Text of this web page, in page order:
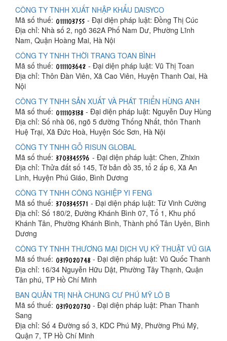
CÔNG TY TNHH XUẤT NHẬP KHẨU DAISYCO
Mã số thuế:
- Đại diện pháp luật: Đồng Thị Cúc
Địa chỉ: Nhà số 2, ngõ 362A Phố Nam Dư, Phường Lĩnh
Nam, Quận Hoàng Mai, Hà Nội
CÔNG TY TNHH THỜI TRANG TOAN BÌNH
Mã số thuế:
- Đại diện pháp luật: Vũ Thị Toan
Địa chỉ: Thôn Đàn Viên, Xã Cao Viên, Huyện Thanh Oai, Hà
Nội
CÔNG TY TNHH SẢN XUẤT VÀ PHÁT TRIỂN HÙNG ANH
Mã số thuế:
- Đại diện pháp luật: Nguyễn Duy Hùng
Địa chỉ: Số nhà 06, ngõ 5 đường Thống Nhất, thôn Thanh
Huệ Trại, Xã Đức Hoà, Huyện Sóc Sơn, Hà Nội
CÔNG TY TNHH GỖ RISUN GLOBAL
Mã số thuế:
- Đại diện pháp luật: Chen, Zhixin
Địa chỉ: Thửa đất số 145, Tờ bản đồ 35, tổ 2 ấp 6, Xã An
Linh, Huyện Phú Giáo, Bình Dương
CÔNG TY TNHH CÔNG NGHIỆP YI FENG
Mã số thuế:
- Đại diện pháp luật: Từ Vinh Cường
Địa chỉ: Số 180/2, Đường Khánh Bình 07, Tổ 1, Khu phố
Khánh Tân, Phường Khánh Bình, Thành phố Tân Uyên, Bình
Dương
CÔNG TY TNHH THƯƠNG MẠI DỊCH VỤ KỸ THUẬT VŨ GIA
Mã số thuế:
- Đại diện pháp luật: Vũ Quốc Thanh
Địa chỉ: 16/34 Nguyễn Hữu Dật, Phường Tây Thạnh, Quận
Tân phú, TP Hồ Chí Minh
BAN QUẢN TRỊ NHÀ CHUNG CƯ PHÚ MỸ LÔ B
Mã số thuế:
- Đại diện pháp luật: Phan Thanh
Sang
Địa chỉ: Số 4 Đường số 3, KDC Phú Mỹ, Phường Phú Mỹ,
Quận 7, TP Hồ Chí Minh